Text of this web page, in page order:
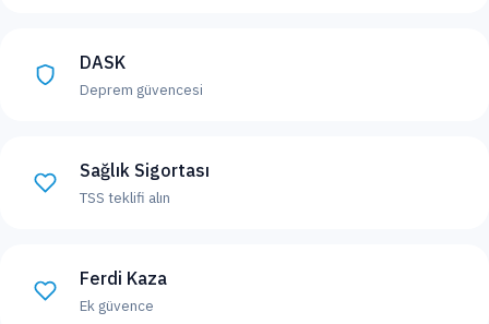
DASK
Deprem güvencesi
Sağlık Sigortası
TSS teklifi alın
Ferdi Kaza
Ek güvence